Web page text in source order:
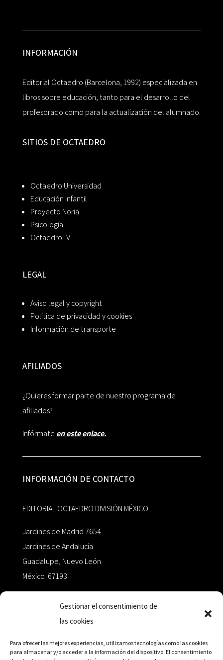
Gestionar el consentimiento de
las cookies
Para ofrecer las mejores experiencias, utilizamos tecnologías como las cookies
para almacenar y/o acceder a la información del dispositivo. El consentimiento
INFORMACIÓN
Editorial Octaedro (Barcelona, 1992) especializada en
libros sobre educación, tanto para el desarrollo del
profesorado como para la actualización del alumnado.
SITIOS DE OCTAEDRO
Octaedro Universidad
Educación Infantil
Proyecto Noria
Psicología
OctaedroTV
LEGAL
Aviso legal y copyright
Política de privacidad y cookies
Información de transporte
AFILIADOS
¿Quieres formar parte de nuestro programa de
afiliados?
Infórmate en este enlace.
INFORMACIÓN DE CONTACTO
EDITORIAL OCTAEDRO DIVISIÓN MÉXICO
Jardines de Madrid 7654
Jardines de Andalucía
Guadalupe, Nuevo León
México 67193
+52 811.499.5638